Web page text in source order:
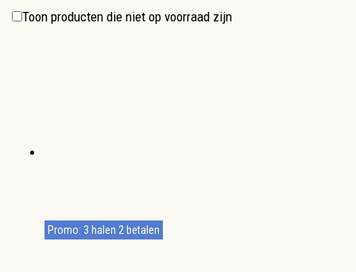
Toon producten die niet op voorraad zijn
Promo: 3 halen 2 betalen